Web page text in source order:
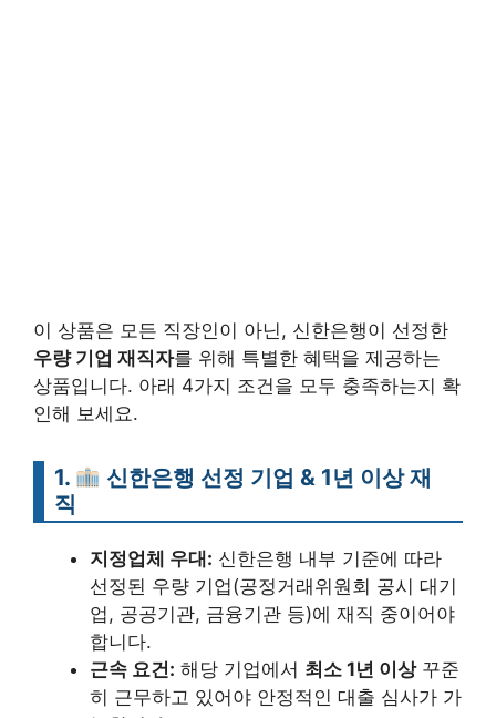
이 상품은 모든 직장인이 아닌, 신한은행이 선정한
우량 기업 재직자를 위해 특별한 혜택을 제공하는
상품입니다. 아래 4가지 조건을 모두 충족하는지 확
인해 보세요.
1.
신한은행 선정 기업 & 1년 이상 재
직
지정업체 우대: 신한은행 내부 기준에 따라
선정된 우량 기업(공정거래위원회 공시 대기
업, 공공기관, 금융기관 등)에 재직 중이어야
합니다.
근속 요건: 해당 기업에서 최소 1년 이상꾸준
히 근무하고 있어야 안정적인 대출 심사가 가